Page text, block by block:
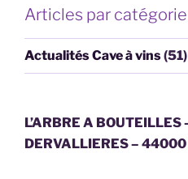
Articles par catégorie
Actualités Cave à vins(51)
L’ARBRE A BOUTEILLES
DERVALLIERES –